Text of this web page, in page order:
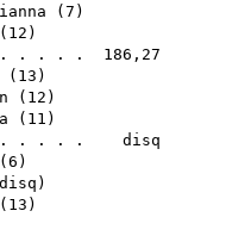
( 7 )
12 )
. . . 186,27
( 13 )
( 12 )
( 11 )
. . . . disq
6 )
disq )
13 )